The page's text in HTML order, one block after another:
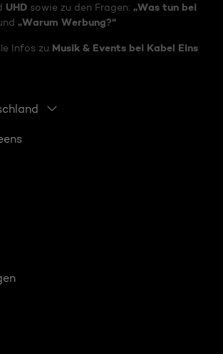
UHD sowie zu den Fragen: „Was tun bei
„Warum Werbung?“
Infos zu Musik & Events bei Kabel Eins